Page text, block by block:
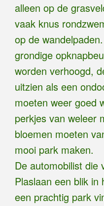
alleen op de
vaak knus
op de
grondige
worden verhoogd,
uitzien als een
moeten weer goed
perkjes van weleer
bloemen moeten
mooi park maken.
De automobilist die
Plaslaan een blik
een prachtig park